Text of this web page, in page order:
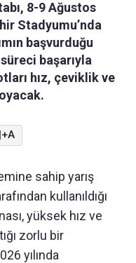
8-9 Ağustos
Stadyumu’nda
başvurduğu
başarıyla
hız, çeviklik ve
|+A
sahip yarış
kullanıldığı
yüksek hız ve
zorlu bir
yılında